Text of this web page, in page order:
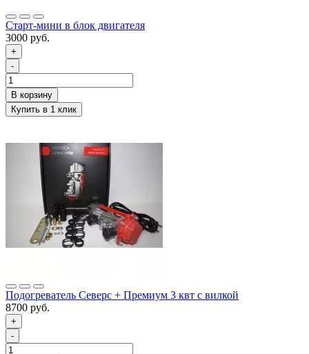
Старт-мини в блок двигателя
3000 руб.
+
-
Подогреватель Северс + Премиум 3 квт с вилкой
8700 руб.
+
-